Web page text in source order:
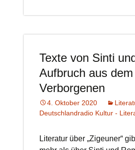
Texte von Sinti
Aufbruch aus dem
Verborgenen
4. Oktober 2020
Deutschlandradio Kultur -
Literatur über „Zigeuner“